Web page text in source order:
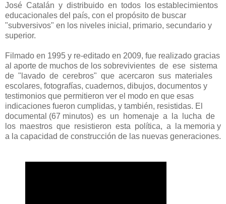
José Catalán y distribuido en todos los establecimientos
educacionales del país, con el propósito de buscar
"subversivos" en los niveles inicial, primario, secundario y
superior.
Filmado en 1995 y re-editado en 2009, fue realizado gracias
al aporte de muchos de los sobrevivientes de ese sistema
de "lavado de cerebros" que acercaron sus materiales
escolares, fotografías, cuadernos, dibujos, documentos y
testimonios que permitieron ver el modo en que esas
indicaciones fueron cumplidas, y también, resistidas. El
documental (67 minutos) es un homenaje a la lucha de
los maestros que resistieron esta política, a la memoria y
a la capacidad de construcción de las nuevas generaciones.